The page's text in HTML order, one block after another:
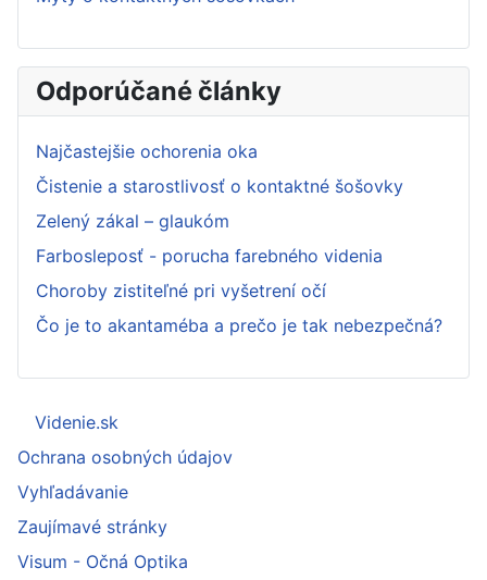
Odporúčané články
Najčastejšie ochorenia oka
Čistenie a starostlivosť o kontaktné šošovky
Zelený zákal – glaukóm
Farbosleposť - porucha farebného videnia
Choroby zistiteľné pri vyšetrení očí
Čo je to akantaméba a prečo je tak nebezpečná?
Videnie.sk
Ochrana osobných údajov
Vyhľadávanie
Zaujímavé stránky
Visum - Očná Optika